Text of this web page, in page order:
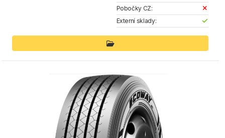
Pobočky CZ:
Externí sklady: